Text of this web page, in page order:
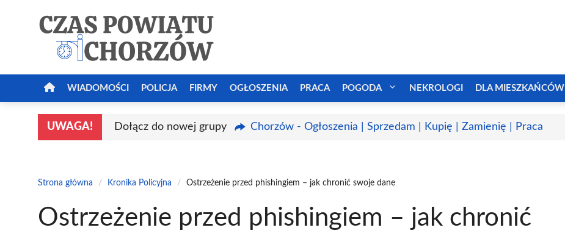
WIADOMOŚCI POLICJA FIRMY OGŁOSZENIA PRACA POGODA NEKROLOGI DLA MIESZKAŃCÓW
UWAGA! Dołącz do nowej grupy Chorzów - Ogłoszenia | Sprzedam | Kupię | Zamienię | Praca
Strona główna / Kronika Policyjna / Ostrzeżenie przed phishingiem – jak chronić swoje dane
Ostrzeżenie przed phishingiem – jak chronić